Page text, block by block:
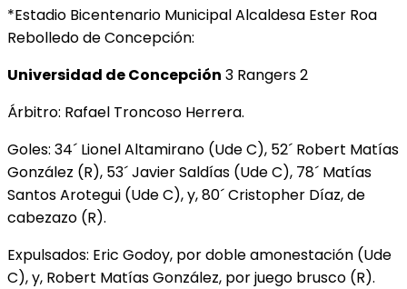
*Estadio Bicentenario Municipal Alcaldesa Ester Roa
Rebolledo de Concepción:
Universidad de Concepción 3 Rangers 2
Árbitro: Rafael Troncoso Herrera.
Goles: 34´ Lionel Altamirano (Ude C), 52´ Robert Matías
González (R), 53´ Javier Saldías (Ude C), 78´ Matías
Santos Arotegui (Ude C), y, 80´ Cristopher Díaz, de
cabezazo (R).
Expulsados: Eric Godoy, por doble amonestación (Ude
C), y, Robert Matías González, por juego brusco (R).